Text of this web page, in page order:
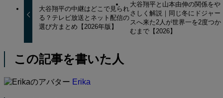
大谷翔平の中継はどこで見られ
る？テレビ放送とネット配信の
選び方まとめ【2026年版】
大谷翔平と山本由伸の関係をや
さしく解説｜同じ冬にドジャー
スへ来た2人が世界一を2度つか
むまで【2026】
この記事を書いた人
Erika